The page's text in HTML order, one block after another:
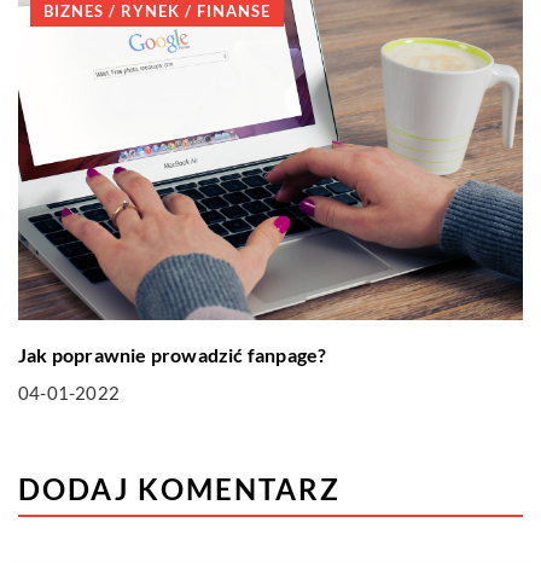
BIZNES / RYNEK / FINANSE
Jak poprawnie prowadzić fanpage?
04-01-2022
DODAJ KOMENTARZ